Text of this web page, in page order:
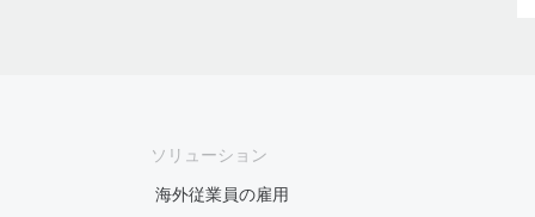
ソリューション
海外従業員の雇用